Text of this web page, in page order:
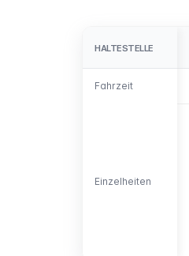
HALTESTELLE
Fahrzeit
Einzelheiten
HALTESTELLE
Fahrzeit
Einzelheiten